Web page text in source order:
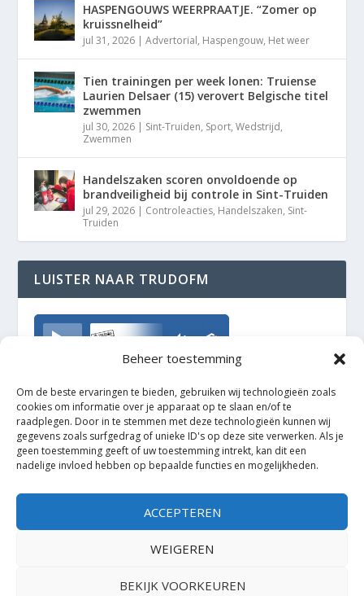
Beheer toestemming
Om de beste ervaringen te bieden, gebruiken wij technologieën zoals
cookies om informatie over je apparaat op te slaan en/of te
raadplegen. Door in te stemmen met deze technologieën kunnen wij
gegevens zoals surfgedrag of unieke ID's op deze site verwerken. Als je
geen toestemming geeft of uw toestemming intrekt, kan dit een
nadelige invloed hebben op bepaalde functies en mogelijkheden.
ACCEPTEREN
WEIGEREN
BEKIJK VOORKEUREN
HASPENGOUWS WEERPRAATJE. “Zomer op
kruissnelheid”
jul 31, 2026 |Advertorial, Haspengouw, Het weer
Tien trainingen per week lonen: Truiense
Laurien Delsaer (15) verovert Belgische titel
zwemmen
jul 30, 2026 | Sint-Truiden, Sport,Wedstrijd,
Zwemmen
Handelszaken scoren onvoldoende op
brandveiligheid bij controle in Sint-Truiden
jul 29, 2026 | Controleacties, Handelszaken, Sint-
Truiden
LUISTER NAAR TRUDOFM
TrudoFM
Elegant Themes| Mogelijk gemaakt door